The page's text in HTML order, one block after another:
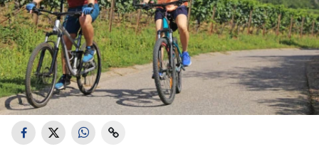
Burdur
Bursa
Çanakkale